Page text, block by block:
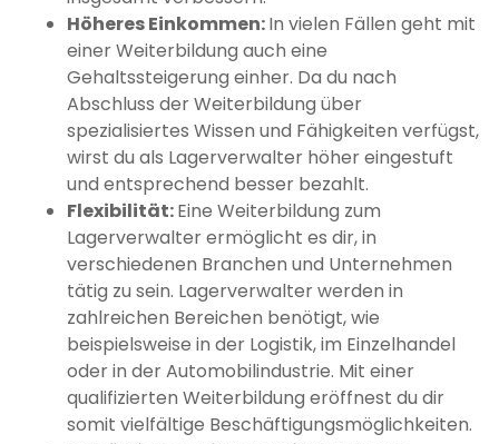
Höheres Einkommen:In vielen Fällen geht mit
einer Weiterbildung auch eine
Gehaltssteigerung einher. Da du nach
Abschluss der Weiterbildung über
spezialisiertes Wissen und Fähigkeiten verfügst,
wirst du als Lagerverwalter höher eingestuft
und entsprechend besser bezahlt.
Flexibilität:Eine Weiterbildung zum
Lagerverwalter ermöglicht es dir, in
verschiedenen Branchen und Unternehmen
tätig zu sein. Lagerverwalter werden in
zahlreichen Bereichen benötigt, wie
beispielsweise in der Logistik, im Einzelhandel
oder in der Automobilindustrie. Mit einer
qualifizierten Weiterbildung eröffnest du dir
somit vielfältige Beschäftigungsmöglichkeiten.